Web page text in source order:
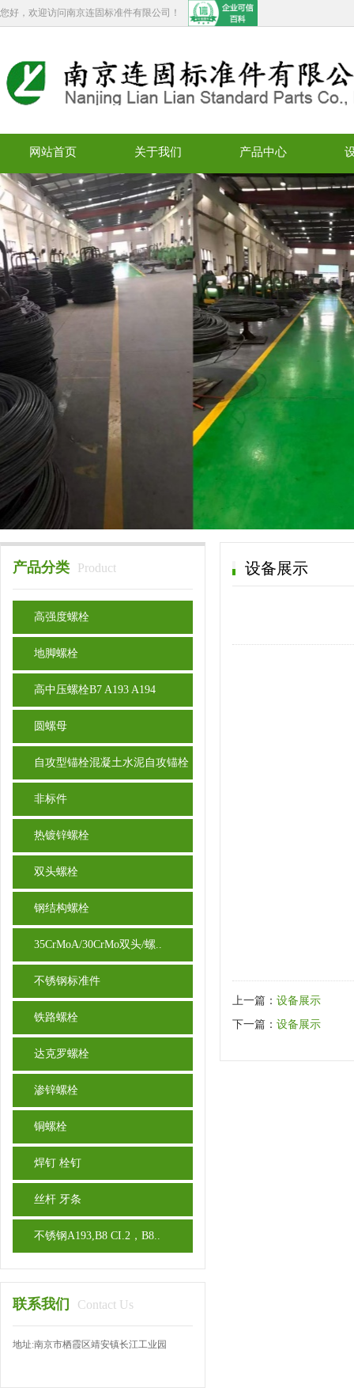
您好，欢迎访问南京连固标准件有限公司！
网站首页 关于我们 产品中心
产品分类 Product
高强度螺栓
地脚螺栓
高中压螺栓B7 A193 A194
圆螺母
自攻型锚栓混凝土水泥自攻锚栓
非标件
热镀锌螺栓
双头螺栓
钢结构螺栓
35CrMoA/30CrMo双头/螺..
不锈钢标准件
铁路螺栓
达克罗螺栓
渗锌螺栓
铜螺栓
焊钉 栓钉
丝杆 牙条
不锈钢A193,B8 CI.2，B8..
联系我们 Contact Us
地址:南京市栖霞区靖安镇长江工业园
设备展示
上一篇： 设备展示
下一篇： 设备展示